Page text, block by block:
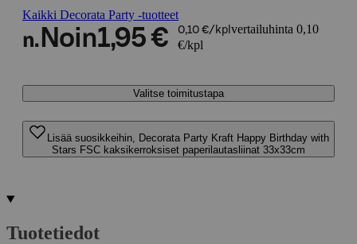
Kaikki Decorata Party -tuotteet
n. Noin1,95 € 0,10 €/kpl vertailuhinta 0,10
€/kpl
Valitse toimitustapa
Lisää suosikkeihin, Decorata Party Kraft Happy Birthday with
Stars FSC kaksikerroksiset paperilautasliinat 33x33cm
Tuotetiedot